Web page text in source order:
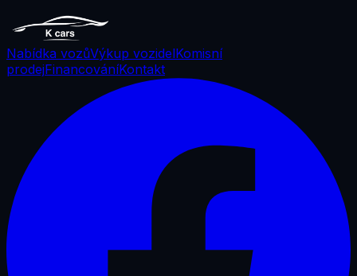
Nabídka vozůVýkup vozidelKomisní
prodejFinancováníKontakt